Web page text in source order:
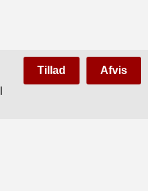
Tillad Afvis